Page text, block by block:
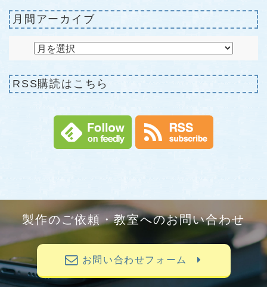
月間アーカイブ
RSS購読はこちら
製作のご依頼・教室へのお問い合わせ
お問い合わせフォーム